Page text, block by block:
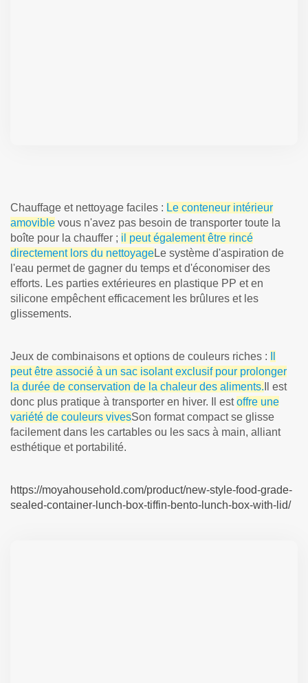
Chauffage et nettoyage faciles : Le conteneur intérieur
amovible vous n'avez pas besoin de transporter toute la
boîte pour la chauffer ; il peut également être rincé
directement lors du nettoyageLe système d'aspiration de
l'eau permet de gagner du temps et d'économiser des
efforts. Les parties extérieures en plastique PP et en
silicone empêchent efficacement les brûlures et les
glissements.
Jeux de combinaisons et options de couleurs riches :
peut être associé à un sac isolant exclusif pour prolonger
la durée de conservation de la chaleur des aliments. Il est
donc plus pratique à transporter en hiver. Il estoffre une
variété de couleurs vivesSon format compact se glisse
facilement dans les cartables ou les sacs à main, alliant
esthétique et portabilité.
https://moyahousehold.com/product/new-style-food-grade-
sealed-container-lunch-box-tiffin-bento-lunch-box-with-lid/